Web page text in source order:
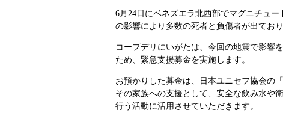
6月24日にベネズエラ北西部でマグニチュ
の影響により多数の死者と負傷者が出てお
コープデリにいがたは、今回の地震で影響
ため、緊急支援募金を実施します。
お預かりした募金は、日本ユニセフ協会の
その家族への支援として、安全な飲み水や
行う活動に活用させていただきます。